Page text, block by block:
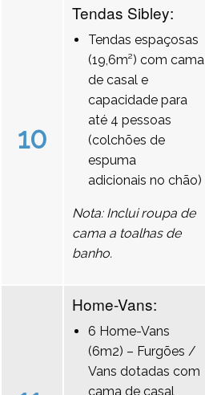
10
Tendas Sibley:
Tendas espaçosas
(19,6m²) com cama
de casal e
capacidade para
até 4 pessoas
(colchões de
espuma
adicionais no chão)
Nota: Inclui roupa de
cama a toalhas de
banho.
Home-Vans:
6 Home-Vans
(6m2) – Furgões /
Vans dotadas com
cama de casal